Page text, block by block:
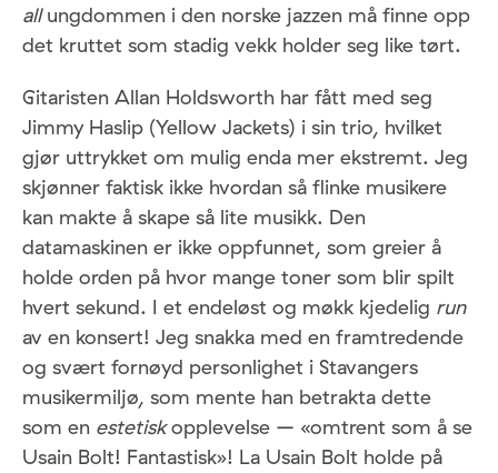
allungdommen i den norske jazzen må finne opp
det kruttet som stadig vekk holder seg like tørt.
Gitaristen Allan Holdsworth har fått med seg
Jimmy Haslip (Yellow Jackets) i sin trio, hvilket
gjør uttrykket om mulig enda mer ekstremt. Jeg
skjønner faktisk ikke hvordan så flinke musikere
kan makte å skape så lite musikk. Den
datamaskinen er ikke oppfunnet, som greier å
holde orden på hvor mange toner som blir spilt
hvert sekund. I et endeløst og møkk kjedelig run
av en konsert! Jeg snakka med en framtredende
og svært fornøyd personlighet i Stavangers
musikermiljø, som mente han betrakta dette
som en estetiskopplevelse – «omtrent som å se
Usain Bolt! Fantastisk»! La Usain Bolt holde på